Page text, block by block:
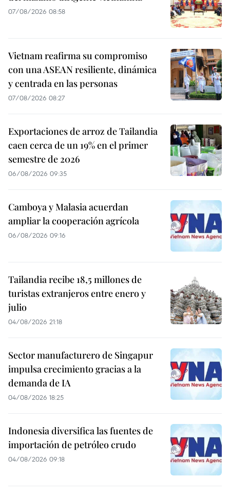
07/08/2026 08:58
Vietnam reafirma su compromiso
con una ASEAN resiliente, dinámica
y centrada en las personas
07/08/2026 08:27
Exportaciones de arroz de Tailandia
caen cerca de un 19% en el primer
semestre de 2026
06/08/2026 09:35
Camboya y Malasia acuerdan
ampliar la cooperación agrícola
06/08/2026 09:16
Tailandia recibe 18,5 millones de
turistas extranjeros entre enero y
julio
04/08/2026 21:18
Sector manufacturero de Singapur
impulsa crecimiento gracias a la
demanda de IA
04/08/2026 18:25
Indonesia diversifica las fuentes de
importación de petróleo crudo
04/08/2026 09:18